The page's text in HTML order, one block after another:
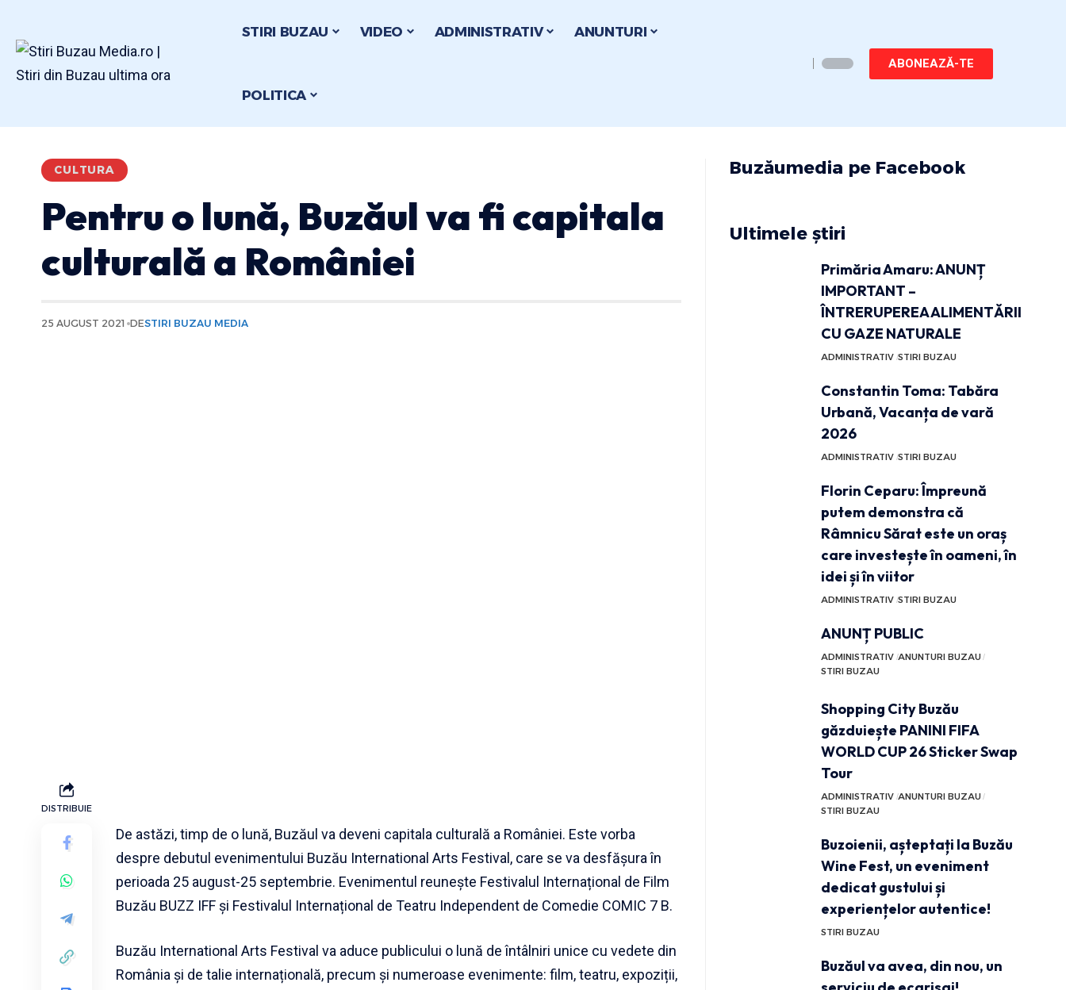
STIRI BUZAU VIDEO ADMINISTRATIV ANUNTURI
POLITICA
ABONEAZĂ-TE
CULTURA
Pentru o lună, Buzăul va fi capitala
culturală a României
25 AUGUST 2021 DESTIRI BUZAU MEDIA
DISTRIBUIE
De astăzi, timp de o lună, Buzăul va deveni capitala culturală a României. Este vorba
despre debutul evenimentului Buzău International Arts Festival, care se va desfășura în
perioada 25 august-25 septembrie. Evenimentul reunește Festivalul Internațional de Film
Buzău BUZZ IFF și Festivalul Internațional de Teatru Independent de Comedie COMIC 7 B.
Buzău International Arts Festival va aduce publicului o lună de întâlniri unice cu vedete din
România și de talie internațională, precum și numeroase evenimente: film, teatru, expoziții,
Buzăumedia pe Facebook
Ultimele știri
Primăria Amaru: ANUNȚ
IMPORTANT –
ÎNTRERUPEREA ALIMENTĂRII
CU GAZE NATURALE
ADMINISTRATIV STIRI BUZAU
Constantin Toma: Tabăra
Urbană, Vacanța de vară
2026
ADMINISTRATIV STIRI BUZAU
Florin Ceparu: Împreună
putem demonstra că
Râmnicu Sărat este un oraș
care investește în oameni, în
idei și în viitor
ADMINISTRATIV STIRI BUZAU
ANUNȚ PUBLIC
ADMINISTRATIV ANUNTURI BUZAU
STIRI BUZAU
Shopping City Buzău
găzduiește PANINI FIFA
WORLD CUP 26 Sticker Swap
Tour
ADMINISTRATIV ANUNTURI BUZAU
STIRI BUZAU
Buzoienii, așteptați la Buzău
Wine Fest, un eveniment
dedicat gustului și
experiențelor autentice!
STIRI BUZAU
Buzăul va avea, din nou, un